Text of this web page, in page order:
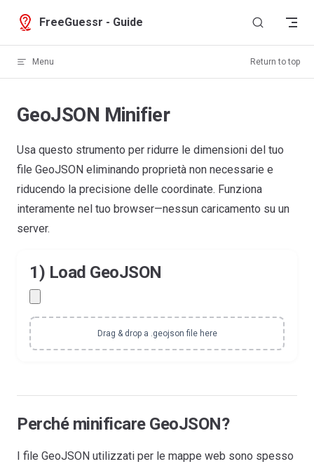
Skip to content
FreeGuessr - Guide
Menu Return to top
GeoJSON Minifier
Usa questo strumento per ridurre le dimensioni del tuo
file GeoJSON eliminando proprietà non necessarie e
riducendo la precisione delle coordinate. Funziona
interamente nel tuo browser—nessun caricamento su un
server.
1) Load GeoJSON
Drag & drop a .geojson file here
Perché minificare GeoJSON?
I file GeoJSON utilizzati per le mappe web sono spesso